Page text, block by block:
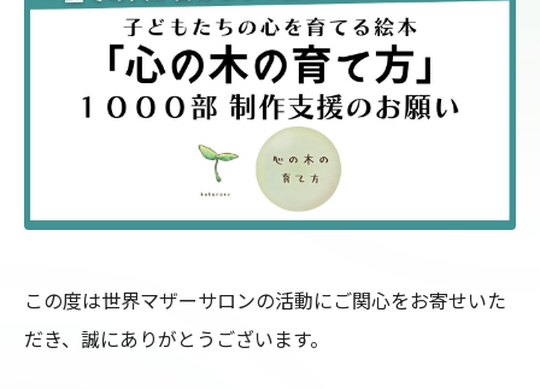
この度は世界マザーサロンの活動にご関心をお寄せいた
だき、誠にありがとうございます。